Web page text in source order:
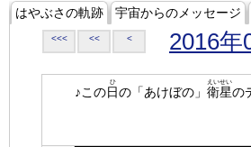
はやぶさの軌跡 宇宙からのメッセージ
<<< << < 2016年
♪この日
ひ
の「あけぼの」 衛星
えいせい
の